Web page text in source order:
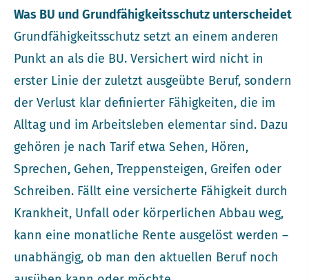
Was BU und Grundfähigkeitsschutz unterscheidet
Grundfähigkeitsschutz setzt an einem anderen
Punkt an als die BU. Versichert wird nicht in
erster Linie der zuletzt ausgeübte Beruf, sondern
der Verlust klar definierter Fähigkeiten, die im
Alltag und im Arbeitsleben elementar sind. Dazu
gehören je nach Tarif etwa Sehen, Hören,
Sprechen, Gehen, Treppensteigen, Greifen oder
Schreiben. Fällt eine versicherte Fähigkeit durch
Krankheit, Unfall oder körperlichen Abbau weg,
kann eine monatliche Rente ausgelöst werden –
unabhängig, ob man den aktuellen Beruf noch